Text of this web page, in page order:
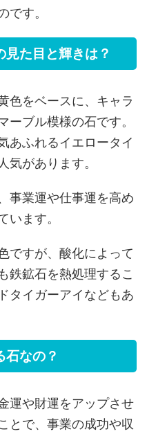
です。
見た目と輝きは？
色をベースに、キャラ
ーブル模様の石です。
あふれるイエロータイ
気があります。
事業運や仕事運を高め
います。
ですが、酸化によって
鉄鉱石を熱処理するこ
タイガーアイなどもあ
石なの？
運や財運をアップさせ
とで、事業の成功や収